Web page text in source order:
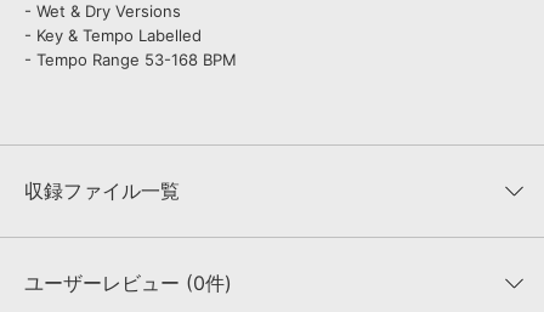
- Wet & Dry Versions
- Key & Tempo Labelled
- Tempo Range 53-168 BPM
収録ファイル一覧
収録ファイル一覧
ユーザーレビュー (0件)